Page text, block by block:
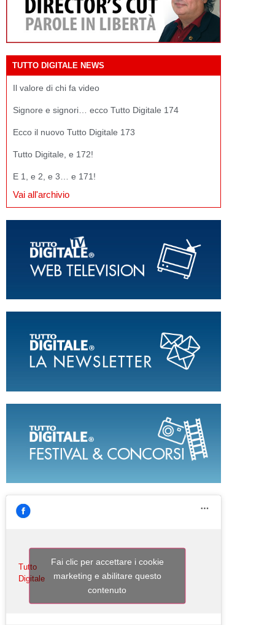
TUTTO DIGITALE NEWS
Il valore di chi fa video
Signore e signori… ecco Tutto Digitale 174
Ecco il nuovo Tutto Digitale 173
Tutto Digitale, e 172!
E 1, e 2, e 3… e 171!
Vai all'archivio
Tutto
Digitale
Fai clic per accettare i cookie
marketing e abilitare questo
contenuto